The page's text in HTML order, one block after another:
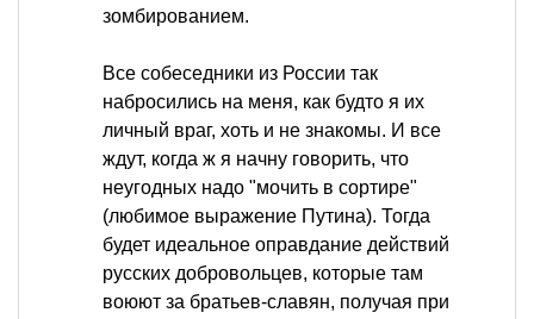
зомбированием.
Все собеседники из России так
набросились на меня, как будто я их
личный враг, хоть и не знакомы. И все
ждут, когда ж я начну говорить, что
неугодных надо "мочить в сортире"
(любимое выражение Путина). Тогда
будет идеальное оправдание действий
русских добровольцев, которые там
воюют за братьев-славян, получая при